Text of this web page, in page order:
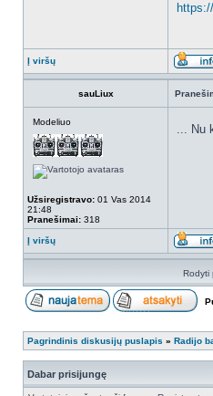
Į viršų
sauLiux
Modeliuo
Užsiregistravo: 01 Vas 2014
21:48
Pranešimai: 318
... Nu
Į viršų
Rodyti
Pagrindinis diskusijų puslapis » Radijo
Dabar prisijungę